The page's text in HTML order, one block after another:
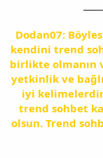
Dodan07:
kendini trend
birlikte olmanın
yetkinlik ve
iyi
trend sohbet
olsun. Trend